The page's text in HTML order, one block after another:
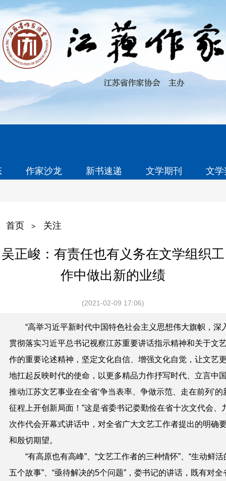
作家沙龙 新书速递 文学期刊 文
首页 > 关注
吴正峻：有责任也有义务在文学组织工
作中做出新的业绩
(2021-02-09 17:06)
“高举习近平新时代中国特色社会主义思想伟大旗帜，深
贯彻落实习近平总书记视察江苏重要讲话指示精神和关于文
作的重要论述精神，坚定文化自信、增强文化自觉，让文艺
地扛起反映时代的使命，以更多精品力作抒写时代、立言中
推动江苏文艺事业在全省‘争当表率、争做示范、走在前列’的
征程上开创新局面！”这是省委书记娄勤俭在省十次文代会、
次作代会开幕式讲话中，对全省广大文艺工作者提出的明确
和殷切期望。
“有高原也有高峰”、 “文艺工作者的三种情怀” “生动鲜活
五个故事” “亟待解决的5个问题” ，娄书记的讲话，既有对全